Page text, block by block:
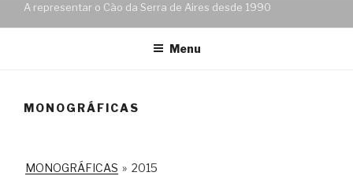
A representar o Cão da Serra de Aires desde 1990
Menu
MONOGRÁFICAS
MONOGRÁFICAS » 2015